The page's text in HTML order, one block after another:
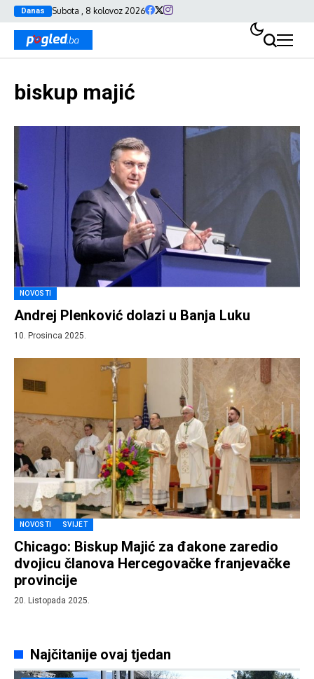
Danas Subota , 8 kolovoz 2026
biskup majić
NOVOSTI
Andrej Plenković dolazi u Banja Luku
10. Prosinca 2025.
NOVOSTI SVIJET
Chicago: Biskup Majić za đakone zaredio
dvojicu članova Hercegovačke franjevačke
provincije
20. Listopada 2025.
Najčitanije ovaj tjedan